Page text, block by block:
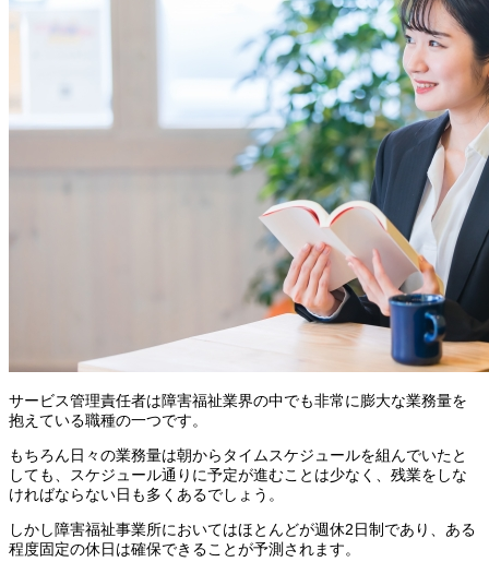
サービス管理責任者は障害福祉業界の中でも非常に膨大な業務量を
抱えている職種の一つです。
もちろん日々の業務量は朝からタイムスケジュールを組んでいたと
しても、スケジュール通りに予定が進むことは少なく、残業をしな
ければならない日も多くあるでしょう。
しかし障害福祉事業所においてはほとんどが週休2日制であり、ある
程度固定の休日は確保できることが予測されます。